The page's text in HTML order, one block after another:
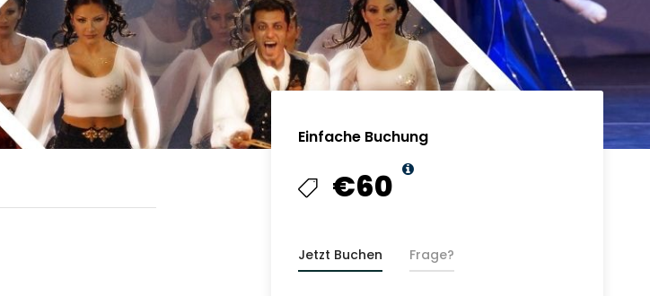
Einfache Buchung
€60
Jetzt Buchen Frage?